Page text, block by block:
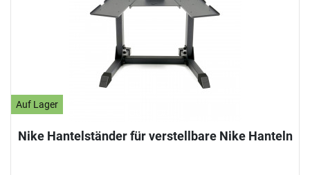
Auf Lager
Nike Hantelständer für verstellbare Nike Hanteln